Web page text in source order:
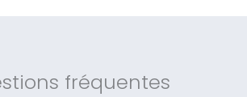
fréquentes